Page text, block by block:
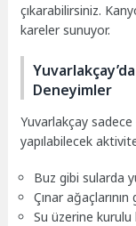
çıkarabilirsiniz.
kareler sunuyor.
Deneyimler
Yuvarlakçay
yapılabilecek
Buz gibi sularda
Çınar
Su üzerine